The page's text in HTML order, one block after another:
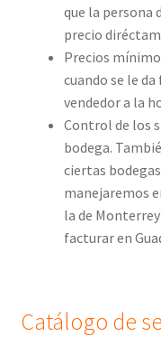
que la persona
precio
Precios
cuando se le
vendedor a la
Control de los
bodega.
ciertas
manejaremos
la de
facturar en
Catálogo de